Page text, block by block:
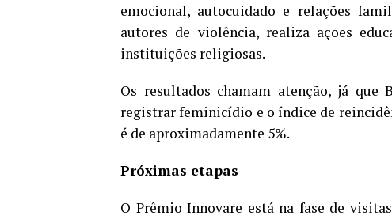
emocional, autocuidado e relações
autores de violência, realiza ações
instituições religiosas.
Os resultados chamam atenção, já que
registrar feminicídio e o índice de
é de aproximadamente 5%.
Próximas etapas
O Prêmio Innovare está na fase de